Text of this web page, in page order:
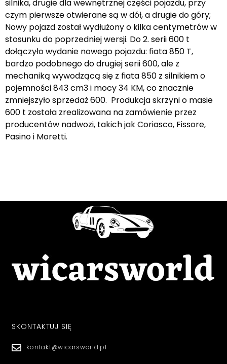
silnika, drugie dla wewnętrznej części pojazdu, przy
czym pierwsze otwierane są w dół, a drugie do góry;
Nowy pojazd został wydłużony o kilka centymetrów w
stosunku do poprzedniej wersji. Do 2. serii 600 t
dołączyło wydanie nowego pojazdu: fiata 850 T,
bardzo podobnego do drugiej serii 600, ale z
mechaniką wywodzącą się z fiata 850 z silnikiem o
pojemności 843 cm3 i mocy 34 KM, co znacznie
zmniejszyło sprzedaż 600. Produkcja skrzyni o masie
600 t została zrealizowana na zamówienie przez
producentów nadwozi, takich jak Coriasco, Fissore,
Pasino i Moretti.
SKONTAKTUJ SIĘ
kontakt@wicarsworld.pl